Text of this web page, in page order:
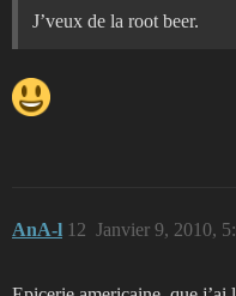
J’veux de la root beer.
AnA-l Janvier 9, 2010,
12